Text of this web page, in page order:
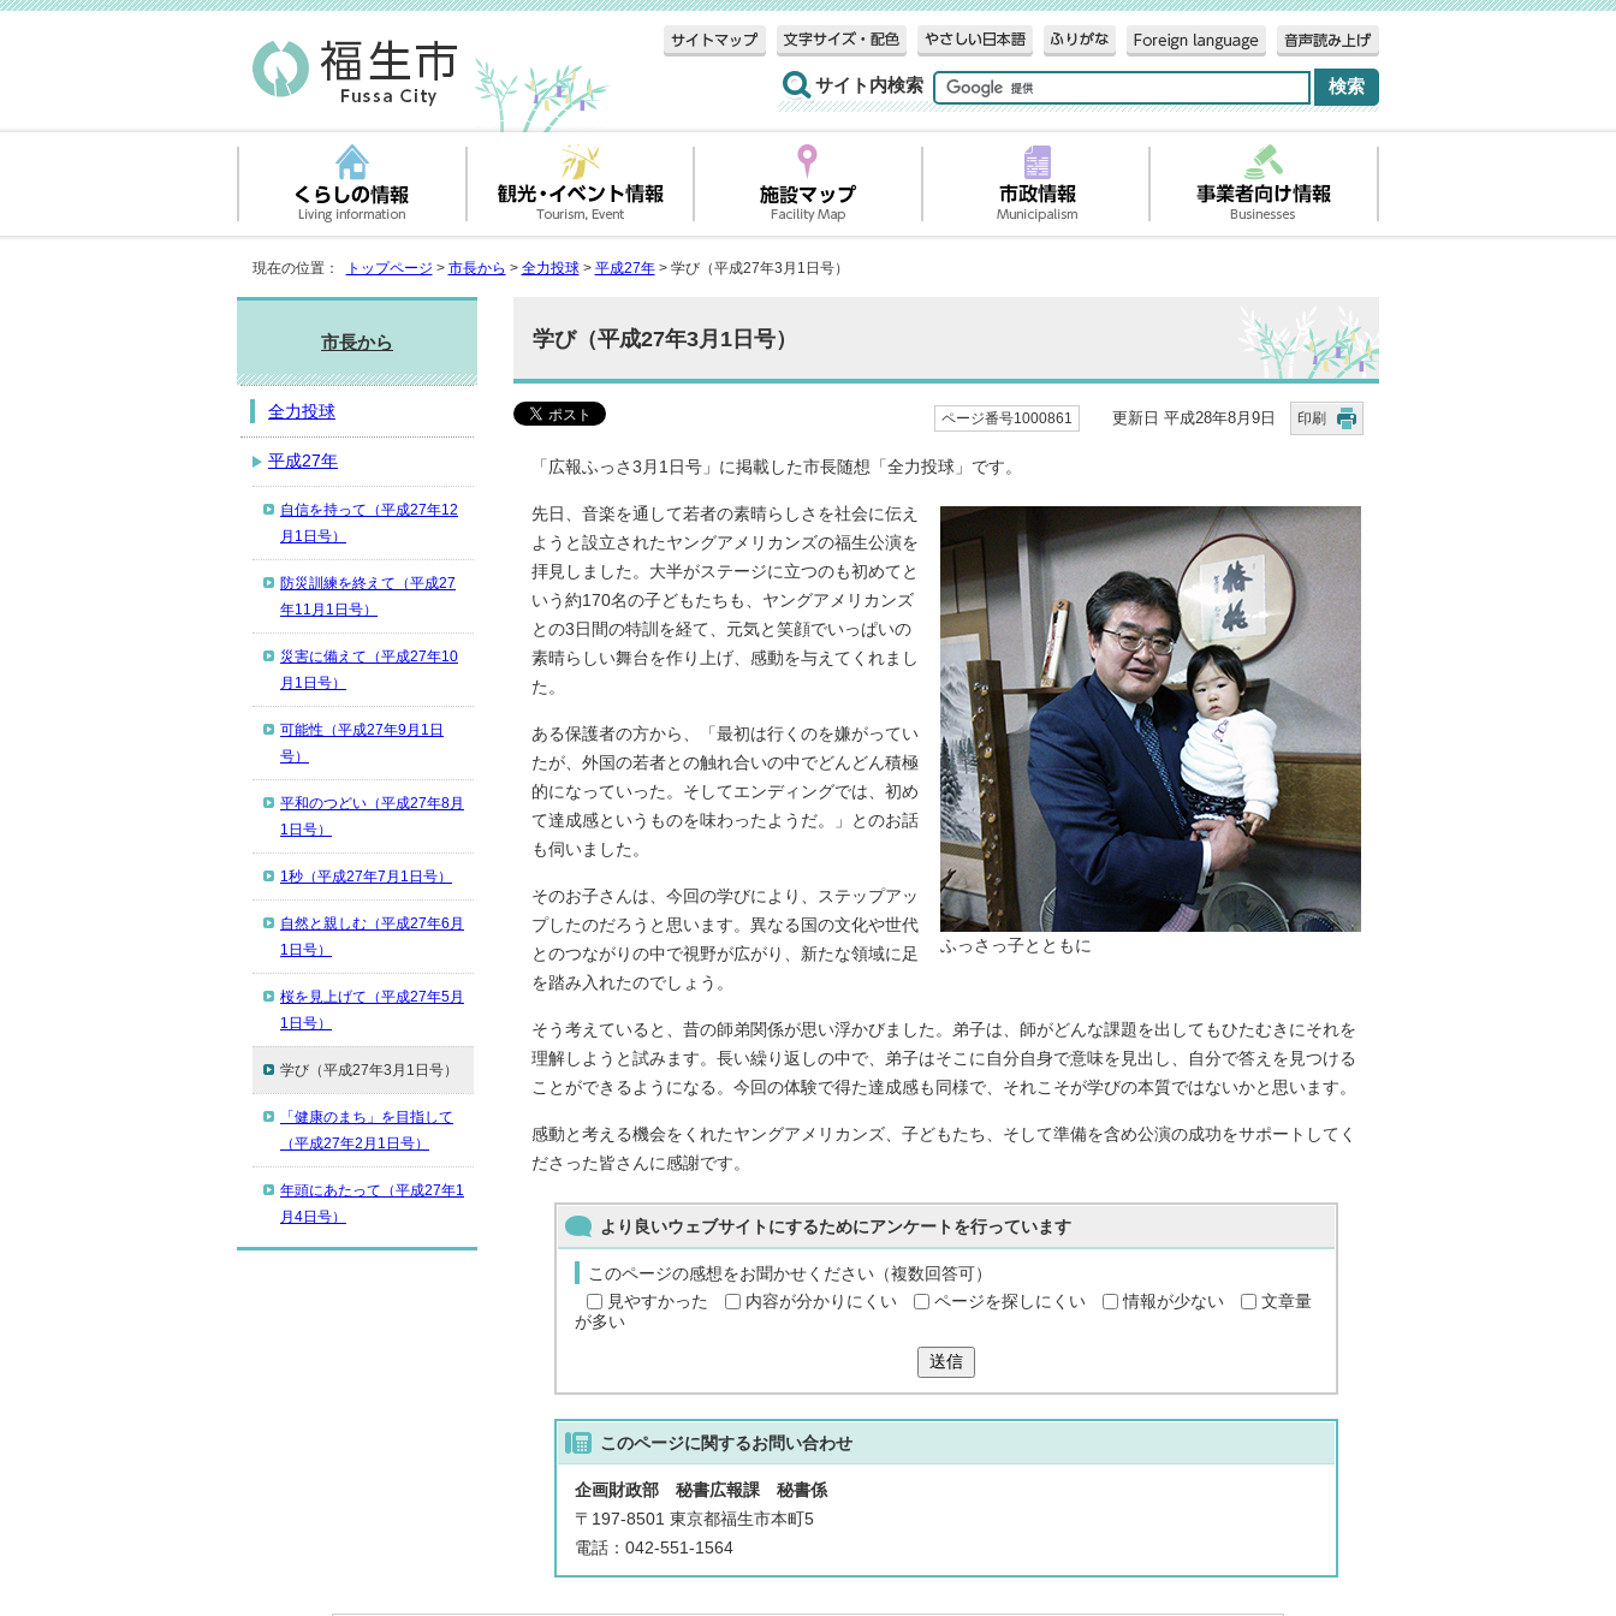
サイト内検索
現在の位置： トップページ > 市長から > 全力投球> 平成27年> 学び（平成27年3月1日号）
学び（平成27年3月1日号）
ページ番号1000861 更新日 平成28年8月9日 印刷
「広報ふっさ3月1日号」に掲載した市長随想「全力投球」です。
ふっさっ子とともに
先日、音楽を通して若者の素晴らしさを社会に伝え
ようと設立されたヤングアメリカンズの福生公演を
拝見しました。大半がステージに立つのも初めてと
いう約170名の子どもたちも、ヤングアメリカンズ
との3日間の特訓を経て、元気と笑顔でいっぱいの
素晴らしい舞台を作り上げ、感動を与えてくれまし
た。
ある保護者の方から、「最初は行くのを嫌がってい
たが、外国の若者との触れ合いの中でどんどん積極
的になっていった。そしてエンディングでは、初め
て達成感というものを味わったようだ。」とのお話
も伺いました。
そのお子さんは、今回の学びにより、ステップアッ
プしたのだろうと思います。異なる国の文化や世代
とのつながりの中で視野が広がり、新たな領域に足
を踏み入れたのでしょう。
そう考えていると、昔の師弟関係が思い浮かびました。弟子は、師がどんな課題を出してもひたむきにそれを
理解しようと試みます。長い繰り返しの中で、弟子はそこに自分自身で意味を見出し、自分で答えを見つける
ことができるようになる。今回の体験で得た達成感も同様で、それこそが学びの本質ではないかと思います。
感動と考える機会をくれたヤングアメリカンズ、子どもたち、そして準備を含め公演の成功をサポートしてく
ださった皆さんに感謝です。
より良いウェブサイトにするためにアンケートを行っています
このページの感想をお聞かせください（複数回答可）
見やすかった
内容が分かりにくい ページを探しにくい 情報が少ない
文章量
が多い
送信
このページに関するお問い合わせ
企画財政部 秘書広報課 秘書係
〒197-8501 東京都福生市本町5
電話：042-551-1564
市長から
全力投球
平成27年
自信を持って（平成27年12
月1日号）
防災訓練を終えて（平成27
年11月1日号）
災害に備えて（平成27年10
月1日号）
可能性（平成27年9月1日
号）
平和のつどい（平成27年8月
1日号）
1秒（平成27年7月1日号）
自然と親しむ（平成27年6月
1日号）
桜を見上げて（平成27年5月
1日号）
学び（平成27年3月1日号）
「健康のまち」を目指して
（平成27年2月1日号）
年頭にあたって（平成27年1
月4日号）